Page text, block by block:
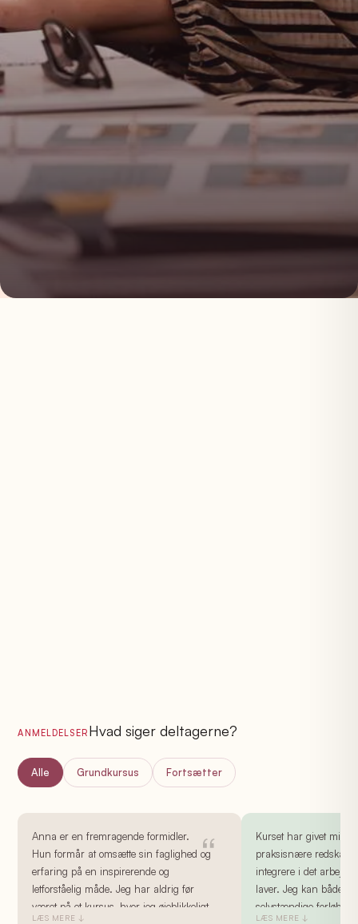
ANMELDELSER Hvad siger deltagerne?
Alle Grundkursus Fortsætter
Anna er en fremragende formidler.
Hun formår at omsætte sin faglighed og
erfaring på en inspirerende og
letforståelig måde. Jeg har aldrig før
været på et kursus, hvor jeg øjeblikkeligt
LÆS MERE ↓
Kurset har givet mig
praksisnære
integrere i det
laver. Jeg kan både
selvstændige forløb
LÆS MERE ↓